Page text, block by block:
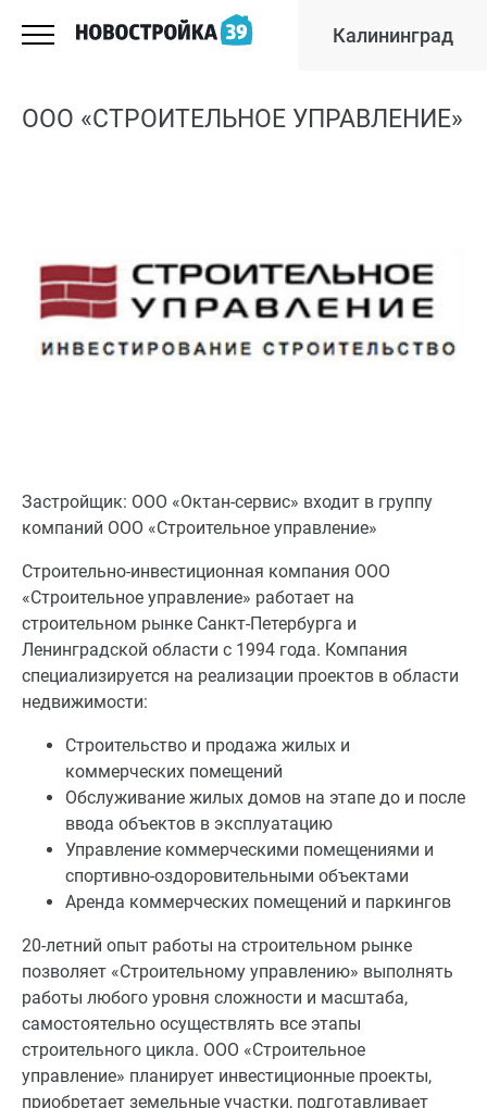
Калининград
ООО «СТРОИТЕЛЬНОЕ УПРАВЛЕНИЕ»
Застройщик: ООО «Октан-сервис» входит в группу
компаний ООО «Строительное управление»
Строительно-инвестиционная компания ООО
«Строительное управление» работает на
строительном рынке Санкт-Петербурга и
Ленинградской области с 1994 года. Компания
специализируется на реализации проектов в области
недвижимости:
Строительство и продажа жилых и
коммерческих помещений
Обслуживание жилых домов на этапе до и после
ввода объектов в эксплуатацию
Управление коммерческими помещениями и
спортивно-оздоровительными объектами
Аренда коммерческих помещений и паркингов
20-летний опыт работы на строительном рынке
позволяет «Строительному управлению» выполнять
работы любого уровня сложности и масштаба,
самостоятельно осуществлять все этапы
строительного цикла. ООО «Строительное
управление» планирует инвестиционные проекты,
приобретает земельные участки, подготавливает